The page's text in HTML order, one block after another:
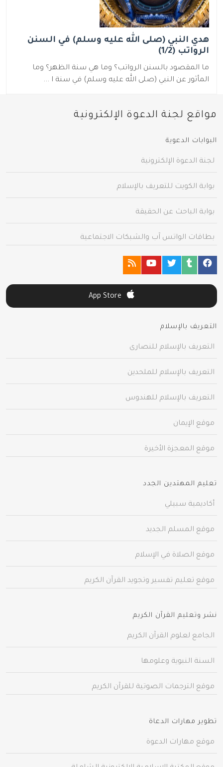
هدي النبي (صلى الله عليه وسلم) في السنن
الرواتب (1/2)
ما المقصود بالسنن الرواتب؟ وما هي سنة الظهر؟ وما
المأثور عن النبي (صلى الله عليه وسلم) في سنة ا ...
مواقع لجنة الدعوة الإلكترونية
البوابات الدعوية
لجنة الدعوة الإلكترونية
بوابة الكويت للتعريف بالإسلام
بوابة الباحث عن الحقيقة
بطاقات الواتس آب والشبكات الاجتماعية
التعريف بالإسلام
التعريف بالإسلام للنصارى
التعريف بالإسلام للملحدين
التعريف بالإسلام للهندوس
موقع الإيمان
موقع المعجزة الأخيرة
تعليم المهتدين الجدد
أكاديمية سبيلي
موقع المسلم الجديد
موقع الصلاة في الإسلام
موقع تعليم تفسير وتجويد القرآن الكريم
نشر وتعليم القرآن الكريم
الجامع لعلوم القرآن الكريم
السنة النبوية وعلومها
موقع الترجمات الصوتية للقرآن الكريم
تطوير مهارات الدعاة
موقع مهارات الدعوة